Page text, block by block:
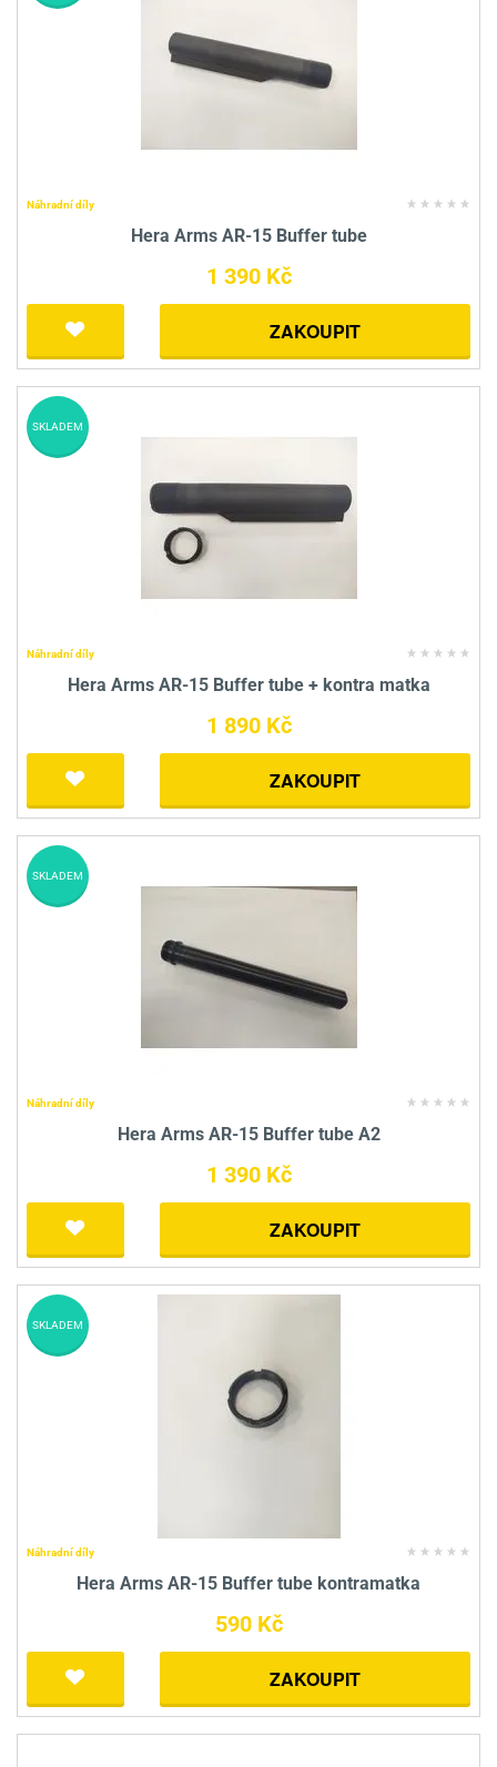
Náhradní díly
Hera Arms AR-15 Buffer tube
1 390 Kč
ZAKOUPIT
Náhradní díly
Hera Arms AR-15 Buffer tube + kontra matka
1 890 Kč
ZAKOUPIT
SKLADEM
Náhradní díly
Hera Arms AR-15 Buffer tube A2
1 390 Kč
ZAKOUPIT
SKLADEM
Náhradní díly
Hera Arms AR-15 Buffer tube kontramatka
590 Kč
ZAKOUPIT
SKLADEM